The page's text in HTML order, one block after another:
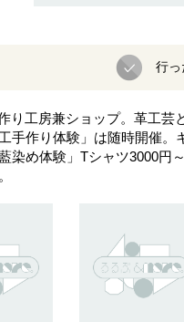
行っ
り工房兼ショップ。革工
手作り体験」は随時開催
染め体験」Tシャツ3000円